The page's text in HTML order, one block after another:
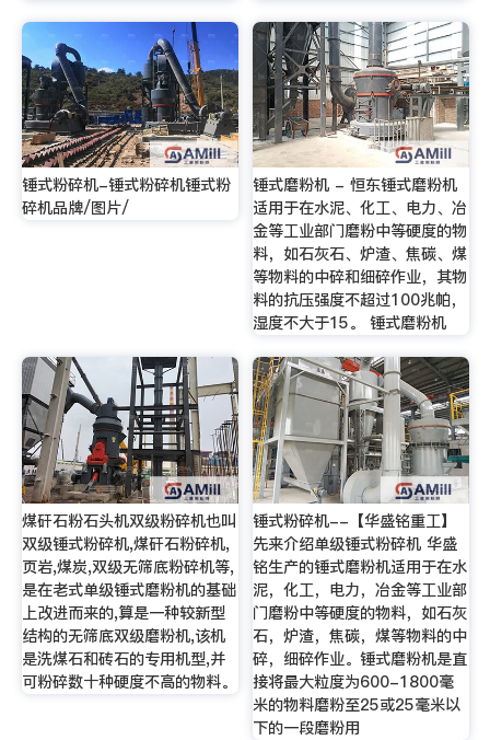
锤式粉碎机-锤式粉碎机锤式粉
碎机品牌/图片/
锤式磨粉机 - 恒东锤式磨粉机
适用于在水泥、化工、电力、冶
金等工业部门磨粉中等硬度的物
料，如石灰石、炉渣、焦碳、煤
等物料的中碎和细碎作业，其物
料的抗压强度不超过100兆帕，
湿度不大于15。 锤式磨粉机
煤矸石粉石头机双级粉碎机也叫
双级锤式粉碎机,煤矸石粉碎机,
页岩,煤炭,双级无筛底粉碎机等,
是在老式单级锤式磨粉机的基础
上改进而来的,算是一种较新型
结构的无筛底双级磨粉机,该机
是洗煤石和砖石的专用机型,并
可粉碎数十种硬度不高的物料。
锤式粉碎机--【华盛铭重工】
先来介绍单级锤式粉碎机 华盛
铭生产的锤式磨粉机适用于在水
泥，化工，电力，冶金等工业部
门磨粉中等硬度的物料，如石灰
石，炉渣，焦碳，煤等物料的中
碎，细碎作业。锤式磨粉机是直
接将最大粒度为600-1800毫
米的物料磨粉至25或25毫米以
下的一段磨粉用